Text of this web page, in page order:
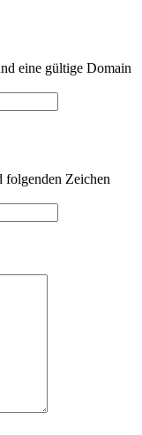
eine gültige Domain
folgenden Zeichen